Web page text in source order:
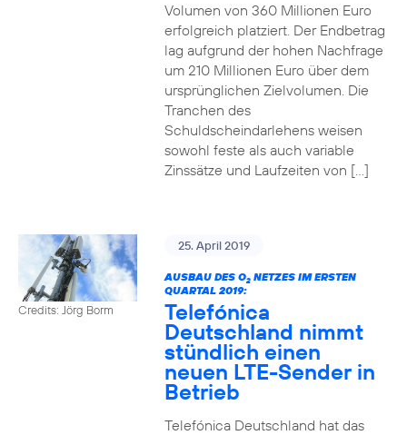
Volumen von 360 Millionen Euro
erfolgreich platziert. Der Endbetrag
lag aufgrund der hohen Nachfrage
um 210 Millionen Euro über dem
ursprünglichen Zielvolumen. Die
Tranchen des
Schuldscheindarlehens weisen
sowohl feste als auch variable
Zinssätze und Laufzeiten von […]
Credits: Jörg Borm
25. April 2019
AUSBAU DES O2NETZES IM ERSTEN
QUARTAL 2019:
Telefónica
Deutschland nimmt
stündlich einen
neuen LTE-Sender in
Betrieb
Telefónica Deutschland hat das